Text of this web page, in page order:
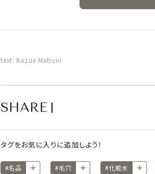
text: Kozue Mabuni
SHARE
タグをお気に入りに追加しよう！
#名品 #毛穴 #化粧水